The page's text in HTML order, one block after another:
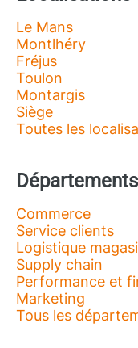
Le Mans
Montlhéry
Fréjus
Toulon
Montargis
Siège
Toutes les
Départements
Commerce
Service clients
Logistique
Supply chain
Performance et
Marketing
Tous les